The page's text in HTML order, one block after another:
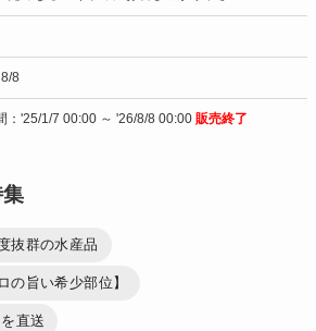
8
：'25/1/7 00:00 ～ '26/8/8 00:00 販売終了
抜群の水産品
の旨い希少部位】
直送